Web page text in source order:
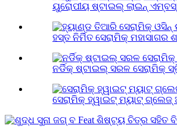
ୟୁରୋପୀୟ ଷ୍ଟାଇଲ୍ ଲାଇନ୍
ହସ୍ତ ନିର୍ମିତ ସେରାମିକ୍ ମହାସାଗର
ନର୍ଡିକ୍ ଷ୍ଟାଇଲ୍ ସରଳ ସେରାମିକ୍
ସେରାମିକ୍ ହ୍ୱାଇଟ୍ ମ୍ୟାଟ୍ ଗ୍ଲେଜ୍